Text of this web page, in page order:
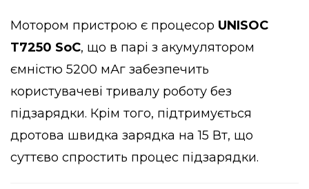
Мотором пристрою є процесор UNISOC
T7250 SoC, що в парі з акумулятором
ємністю 5200 мАг забезпечить
користувачеві тривалу роботу без
підзарядки. Крім того, підтримується
дротова швидка зарядка на 15 Вт, що
суттєво спростить процес підзарядки.